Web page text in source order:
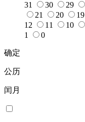
31
30 29
21
20 19
12
11 10
1
0
确定
公历
闰月